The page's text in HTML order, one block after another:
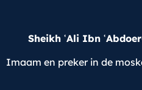
Sheikh ʿAli Ibn
Imaam en preker in de